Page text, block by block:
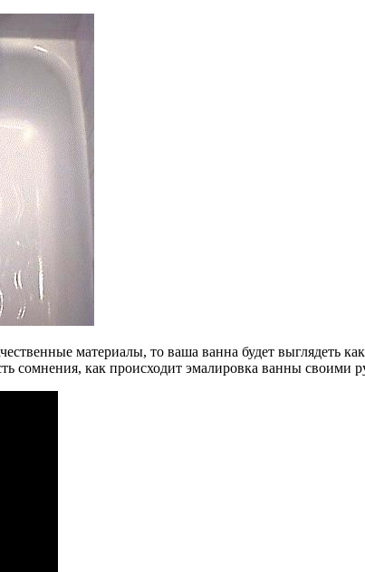
материалы, то ваша ванна будет выглядеть
сомнения, как происходит эмалировка ванны своими